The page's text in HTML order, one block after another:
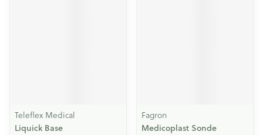
Teleflex Medical
Liquick Base
Fagron
Medicoplast Sonde